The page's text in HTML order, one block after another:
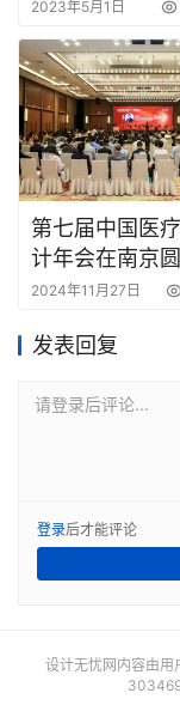
2023年5月1日
第七届中国医
计年会在南京
2024年11月27日
发表回复
请登录后评论...
登录后才能评论
设计无忧网内容由用